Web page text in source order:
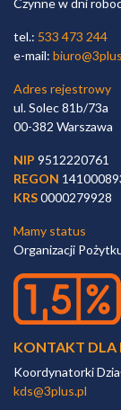
Czynne w dni
tel.: 533 473 244
e-mail:
Adres rejestrowy
ul. Solec 81b/73a
00-382 Warszawa
NIP 9512220761
REGON
KRS0000279928
Mamy status
Organizacji
KONTAKT DLA
Koordynatorki
kds@3plus.pl